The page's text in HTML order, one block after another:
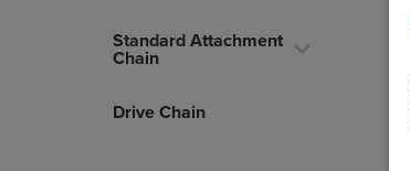
Standard Attachment
Chain
Drive Chain